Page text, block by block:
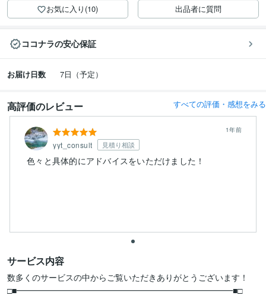
お気に入り(10) 出品者に質問
ココナラの安心保証
お届け日数 7日（予定）
高評価のレビュー すべての評価・感想をみる
yyt_consult 見積り相談
1年前
色々と具体的にアドバイスをいただけました！
サービス内容
数多くのサービスの中からご覧いただきありがとうございます！
□■━━━━━━━━━━━━━━━━━━━━━━━━━━■□